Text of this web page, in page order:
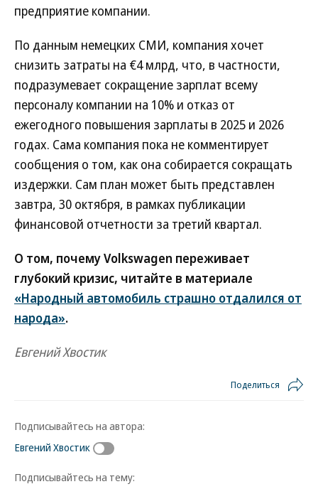
предприятие компании.
По данным немецких СМИ, компания хочет
снизить затраты на €4 млрд, что, в частности,
подразумевает сокращение зарплат всему
персоналу компании на 10% и отказ от
ежегодного повышения зарплаты в 2025 и 2026
годах. Сама компания пока не комментирует
сообщения о том, как она собирается сокращать
издержки. Сам план может быть представлен
завтра, 30 октября, в рамках публикации
финансовой отчетности за третий квартал.
О том, почему Volkswagen переживает
глубокий кризис, читайте в материале
«Народный автомобиль страшно отдалился от
народа».
Евгений Хвостик
Поделиться
Подписывайтесь на автора:
Евгений Хвостик
Подписывайтесь на тему: